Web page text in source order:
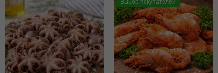
Выбор покупателей